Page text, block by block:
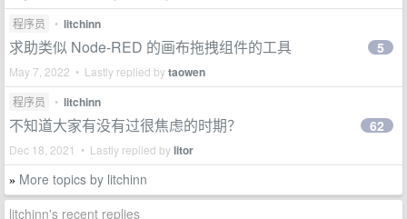
程序员 • litchinn
求助类似 Node-RED 的画布拖拽组件的工具
May 7, 2022 • Lastly replied bytaowen
5
程序员 • litchinn
不知道大家有没有过很焦虑的时期？
Dec 18, 2021 • Lastly replied bylitor
62
» More topics by litchinn
litchinn's recent replies